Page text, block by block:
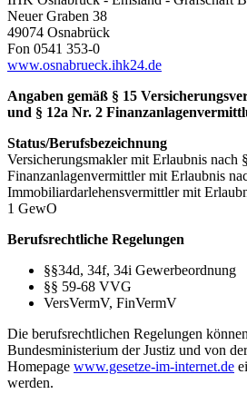
Neuer Graben 38
49074 Osnabrück
Fon 0541 353-0
www.osnabrueck.ihk24.de
Angaben gemäß § 15
und § 12a Nr. 2
Status/Berufsbezeichnung
Versicherungsmakler mit Erlaubnis nach
Finanzanlagenvermittler mit Erlaubnis
Immobiliardarlehensvermittler mit
1 GewO
Berufsrechtliche Regelungen
§§34d, 34f, 34i Gewerbeordnung
§§ 59-68 VVG
VersVermV, FinVermV
Die berufsrechtlichen Regelungen
Bundesministerium der Justiz und von
Homepage www.gesetze-im-internet.de
werden.